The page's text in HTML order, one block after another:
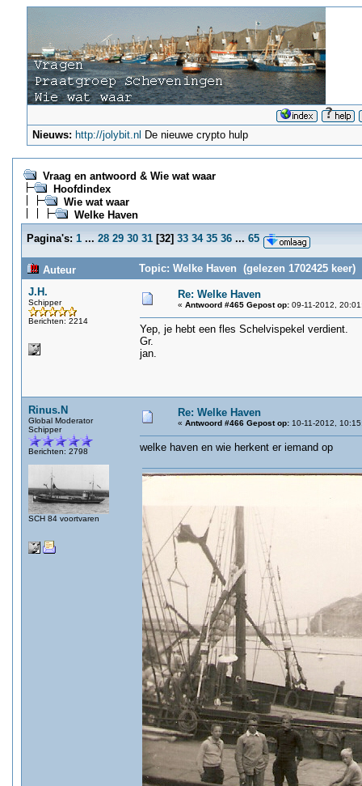
Nieuws: http://jolybit.nl De nieuwe crypto hulp
Vraag en antwoord & Wie wat waar
Hoofdindex
Wie wat waar
Welke Haven
Pagina's: 1 ... 28 29 30 31 [32] 33 34 35 36 ... 65
Auteur
Topic: Welke Haven (gelezen 1702425 keer)
J.H.
Schipper
Berichten: 2214
Re: Welke Haven
« Antwoord #465 Gepost op: 09-11-2012,
Yep, je hebt een fles Schelvispekel verdient.
Gr.
jan.
Rinus.N
Global Moderator
Schipper
Berichten: 2798
SCH 84 voortvaren
Re: Welke Haven
« Antwoord #466 Gepost op: 10-11-2012,
welke haven en wie herkent er iemand op